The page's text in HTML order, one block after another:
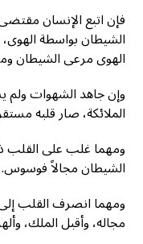
فإن اتبع الإنسان
الشيطان بواسطة
الهوى مرعى الشيطان
وإن جاهد الشهوات ولم
الملائكة، صار قلبه
ومهما غلب على القلب
الشيطان مجالاً فوسوس.
ومهما انصرف القلب
مجاله، وأقبل الملك،